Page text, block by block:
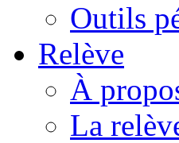
Outils
Relève
À
La